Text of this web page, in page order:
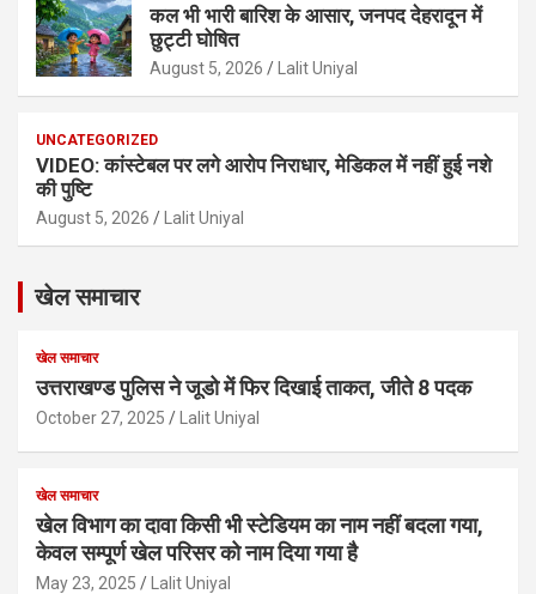
कल भी भारी बारिश के आसार, जनपद देहरादून में
छुट्टी घोषित
August 5, 2026 Lalit Uniyal
UNCATEGORIZED
VIDEO: कांस्टेबल पर लगे आरोप निराधार, मेडिकल में नहीं हुई नशे
की पुष्टि
August 5, 2026 Lalit Uniyal
खेल समाचार
खेल समाचार
उत्तराखण्ड पुलिस ने जूडो में फिर दिखाई ताकत, जीते 8 पदक
October 27, 2025 Lalit Uniyal
खेल समाचार
खेल विभाग का दावा किसी भी स्टेडियम का नाम नहीं बदला गया,
केवल सम्पूर्ण खेल परिसर को नाम दिया गया है
May 23, 2025 Lalit Uniyal